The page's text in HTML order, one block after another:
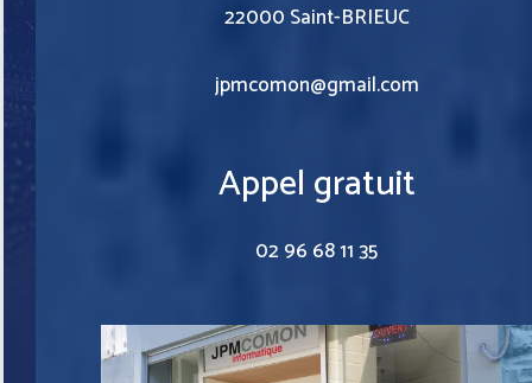
22000 Saint-BRIEUC
jpmcomon@gmail.com
Appel gratuit
02 96 68 11 35